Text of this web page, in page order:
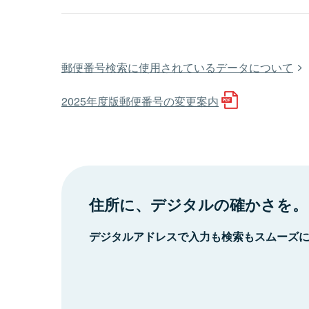
郵便番号検索に使用されているデータについて
2025年度版郵便番号の変更案内
住所に、デジタルの確かさを。
デジタルアドレスで入力も検索もスムーズ